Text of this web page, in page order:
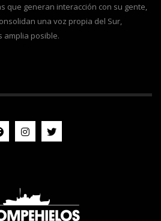
que generan interacción con su gente,
una voz propia del Sur,
amplia posible.